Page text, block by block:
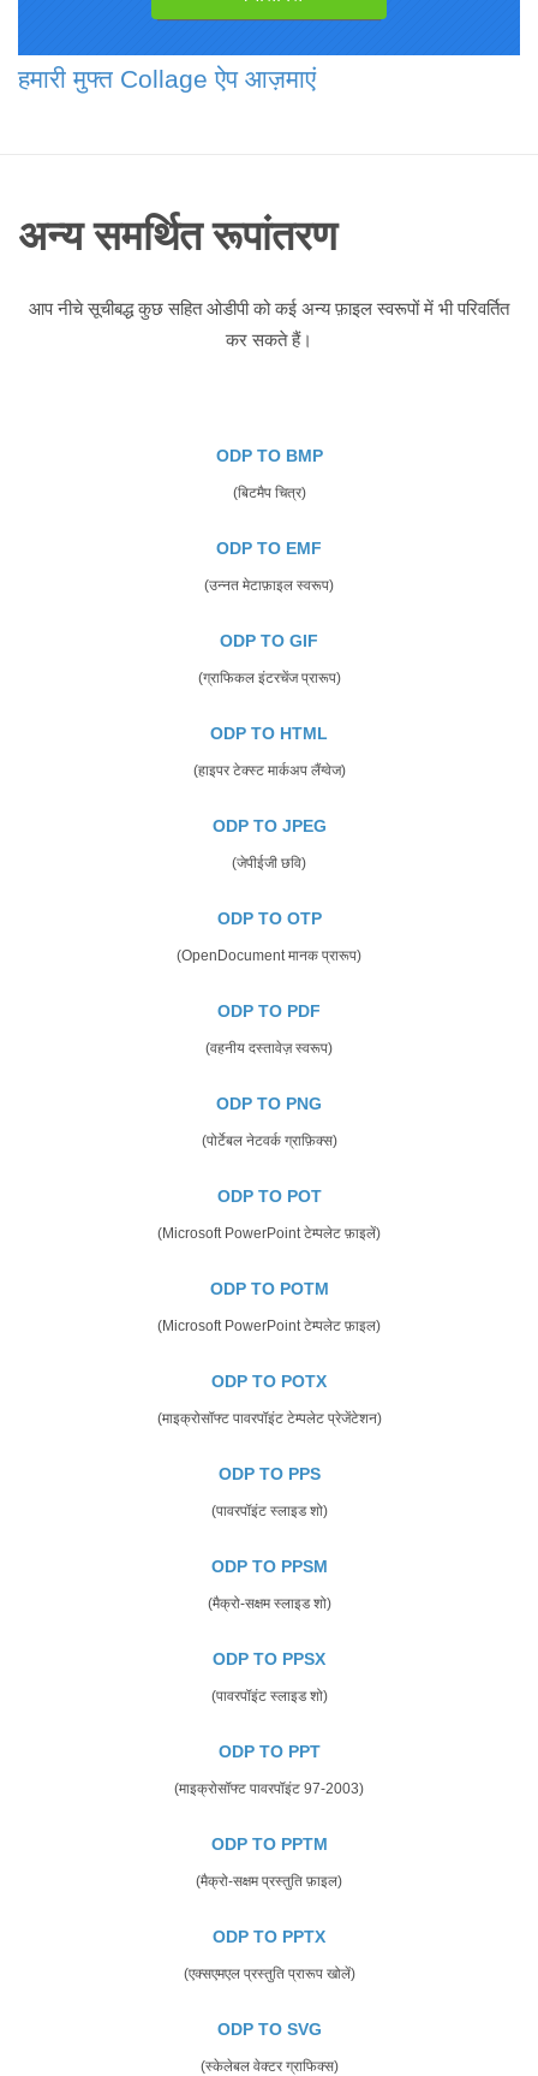
हमारी मुफ्त Collage ऐप आज़माएं
अन्य समर्थित रूपांतरण
आप नीचे सूचीबद्ध कुछ सहित ओडीपी को कई अन्य फ़ाइल स्वरूपों में भी परिवर्तित
कर सकते हैं।
ODP TO BMP
(बिटमैप चित्र)
ODP TO EMF
(उन्नत मेटाफ़ाइल स्वरूप)
ODP TO GIF
(ग्राफिकल इंटरचेंज प्रारूप)
ODP TO HTML
(हाइपर टेक्स्ट मार्कअप लैंग्वेज)
ODP TO JPEG
(जेपीईजी छवि)
ODP TO OTP
(OpenDocument मानक प्रारूप)
ODP TO PDF
(वहनीय दस्तावेज़ स्वरूप)
ODP TO PNG
(पोर्टेबल नेटवर्क ग्राफ़िक्स)
ODP TO POT
(Microsoft PowerPoint टेम्पलेट फ़ाइलें)
ODP TO POTM
(Microsoft PowerPoint टेम्पलेट फ़ाइल)
ODP TO POTX
(माइक्रोसॉफ्ट पावरपॉइंट टेम्पलेट प्रेजेंटेशन)
ODP TO PPS
(पावरपॉइंट स्लाइड शो)
ODP TO PPSM
(मैक्रो-सक्षम स्लाइड शो)
ODP TO PPSX
(पावरपॉइंट स्लाइड शो)
ODP TO PPT
(माइक्रोसॉफ्ट पावरपॉइंट 97-2003)
ODP TO PPTM
(मैक्रो-सक्षम प्रस्तुति फ़ाइल)
ODP TO PPTX
(एक्सएमएल प्रस्तुति प्रारूप खोलें)
ODP TO SVG
(स्केलेबल वेक्टर ग्राफिक्स)